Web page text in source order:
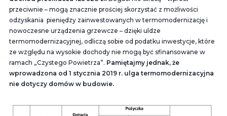
przeciwnie – mogą znacznie prościej skorzystać z możliwości
odzyskania pieniędzy zainwestowanych w termomodernizację i
nowoczesne urządzenia grzewcze – dzięki uldze
termomodernizacyjnej, odliczą sobie od podatku inwestycje, które
ze względu na wysokie dochody nie mogą być sfinansowane w
ramach „Czystego Powietrza”. Pamiętajmy jednak, że
wprowadzona od 1 stycznia 2019 r. ulga termomodernizacyjna
nie dotyczy domów w budowie.